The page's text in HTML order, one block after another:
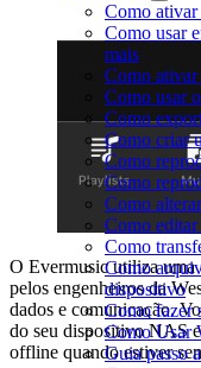
Como ativar
Como usar
mais
Como ativar
Como usar
Como
Como criar
Como
Como
Como
Como
Como
Como
dispositivo
Como fazer
Como Usar
Guia passo
O Evermusic utiliza uma
pelos engenheiros da
dados e comunicação.
do seu dispositivo NAS
offline quando estiver